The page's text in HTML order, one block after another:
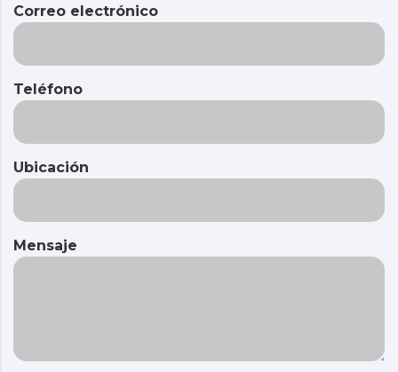
Correo electrónico
Teléfono
Ubicación
Mensaje